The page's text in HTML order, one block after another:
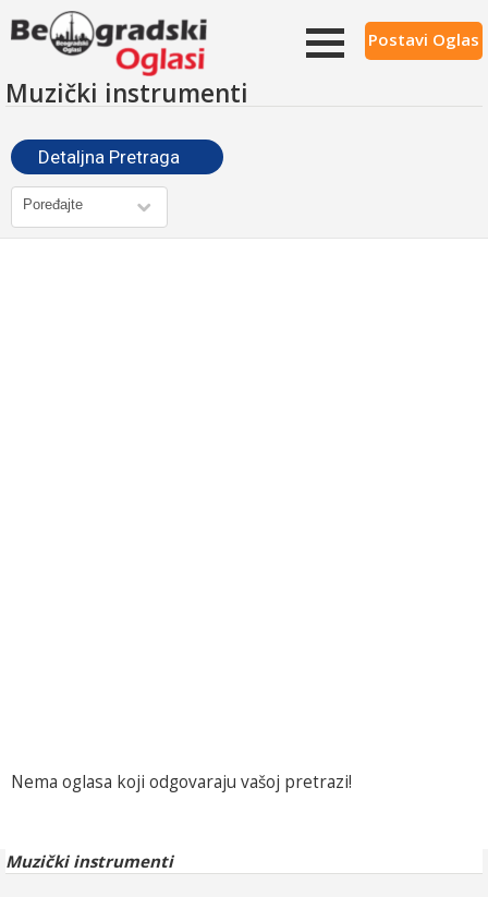
Postavi Oglas
Muzički instrumenti
Detaljna Pretraga
Nema oglasa koji odgovaraju vašoj pretrazi!
Muzički instrumenti